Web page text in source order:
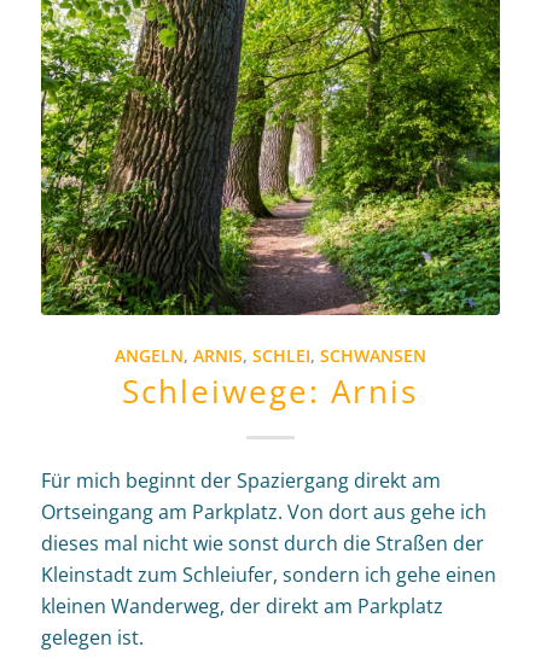
ANGELN, ARNIS, SCHLEI, SCHWANSEN
Schleiwege: Arnis
Für mich beginnt der Spaziergang direkt am
Ortseingang am Parkplatz. Von dort aus gehe ich
dieses mal nicht wie sonst durch die Straßen der
Kleinstadt zum Schleiufer, sondern ich gehe einen
kleinen Wanderweg, der direkt am Parkplatz
gelegen ist.